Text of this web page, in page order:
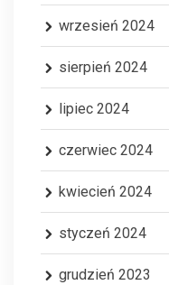
wrzesień 2024
sierpień 2024
lipiec 2024
czerwiec 2024
kwiecień 2024
styczeń 2024
grudzień 2023